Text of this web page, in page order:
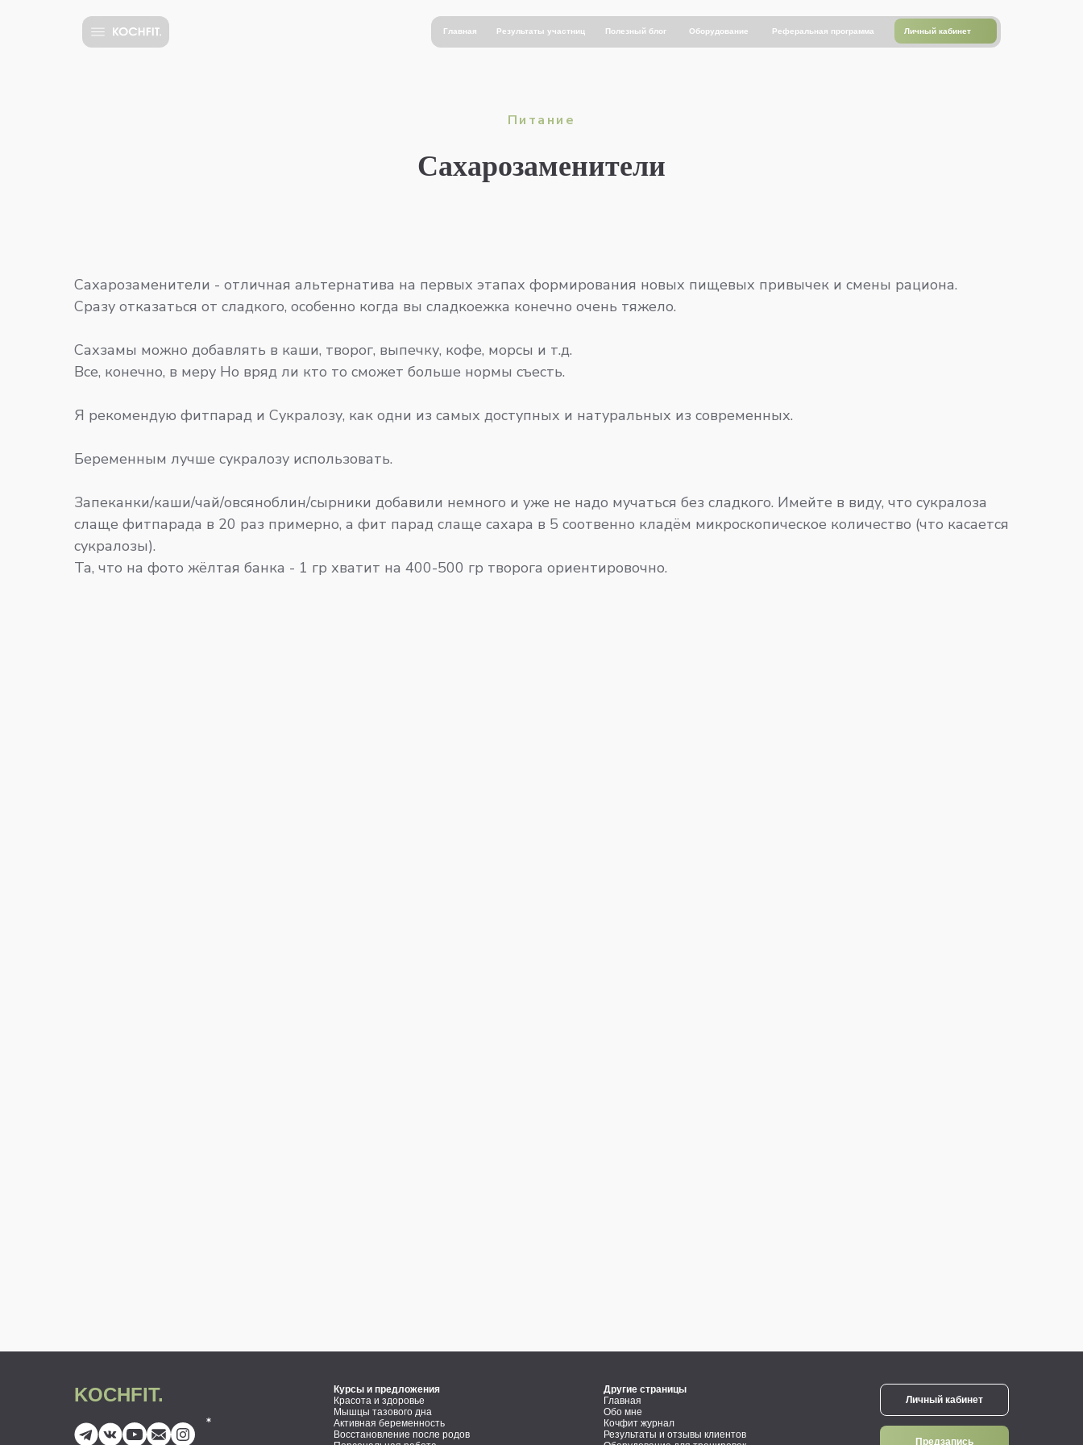
Реферальная программа
Оборудование
Полезный блог
Результаты участниц
Главная Личный кабинет
Питание
Сахарозаменители
Сахарозаменители - отличная альтернатива на первых этапах формирования новых пищевых привычек и смены рациона.
Сразу отказаться от сладкого, особенно когда вы сладкоежка конечно очень тяжело.
Сахзамы можно добавлять в каши, творог, выпечку, кофе, морсы и т.д.
Все, конечно, в меру Но вряд ли кто то сможет больше нормы съесть.
Я рекомендую фитпарад и Сукралозу, как одни из самых доступных и натуральных из современных.
Беременным лучше сукралозу использовать.
Запеканки/каши/чай/овсяноблин/сырники добавили немного и уже не надо мучаться без сладкого. Имейте в виду, что сукралоза
слаще фитпарада в 20 раз примерно, а фит парад слаще сахара в 5 соотвенно кладём микроскопическое количество (что касается
сукралозы).
Та, что на фото жёлтая банка - 1 гр хватит на 400-500 гр творога ориентировочно.
KOCHFIT.
Другие страницы
Главная
Обо мне
Кочфит журнал
Результаты и отзывы клиентов
Предзапись
Личный кабинет
Курсы и предложения
Красота и здоровье
Мышцы тазового дна
Активная беременность
Восстановление после родов